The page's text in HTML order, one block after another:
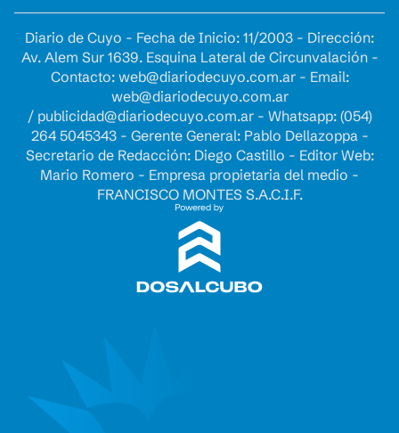
Diario de Cuyo - Fecha de Inicio: 11/2003 - Dirección:
Av. Alem Sur 1639. Esquina Lateral de Circunvalación -
Contacto: web@diariodecuyo.com.ar- Email:
web@diariodecuyo.com.ar
/ publicidad@diariodecuyo.com.ar- Whatsapp: (054)
264 5045343 - Gerente General: Pablo Dellazoppa -
Secretario de Redacción: Diego Castillo - Editor Web:
Mario Romero - Empresa propietaria del medio -
FRANCISCO MONTES S.A.C.I.F.